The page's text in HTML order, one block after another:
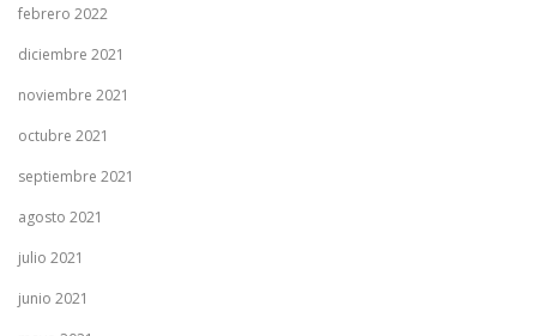
febrero 2022
diciembre 2021
noviembre 2021
octubre 2021
septiembre 2021
agosto 2021
julio 2021
junio 2021